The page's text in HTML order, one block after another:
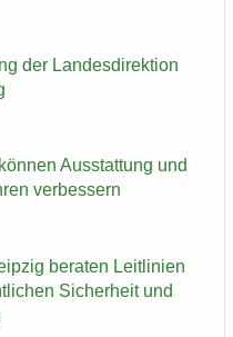
der Lan­des­di­rek­ti­on
Aus­stat­tung und
ver­bes­sern
be­ra­ten Leit­li­ni­en
Si­cher­heit und